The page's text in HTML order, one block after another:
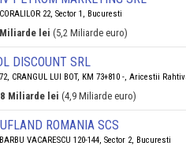
22, Sector 1, Bucuresti
lei (5,2 Miliarde euro)
DISCOUNT SRL
Miliarde lei (4,9 Miliarde euro)
ROMANIA SCS
VACARESCU 120-144, Sector 2, Bucuresti